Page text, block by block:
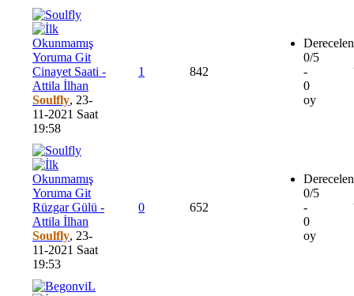
Cinayet Saati -
Attila İlhan
Soulfly, 23-
11-2021 Saat
19:58
1 842
0/5
-
0
oy
Rüzgar Gülü -
Attila İlhan
Soulfly, 23-
11-2021 Saat
19:53
0 652
0/5
-
0
oy